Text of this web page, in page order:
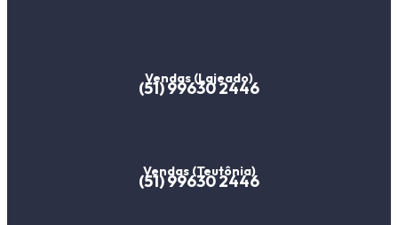
Vendas (Lajeado)
(51) 99630 2446
Vendas (Teutônia)
(51) 99630 2446